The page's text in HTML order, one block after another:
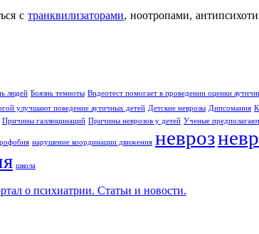
с транквилизаторами, ноотропами,
людей Боязнь темноты Видеотест помогает в проведении оценки
улучшают поведение аутичных детей Детские неврозы Дипсомания
Причины галлюцинаций Причины неврозов у детей Ученые
нарушение координации движения невроз
школа
о психиатрии. Статьи и новости.